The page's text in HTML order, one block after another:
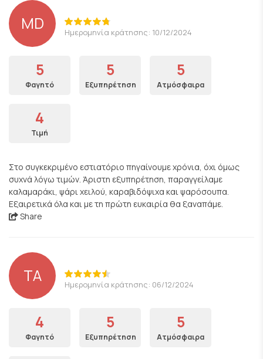
MD Ημερομηνία κράτησης: 10/12/2024
5
Φαγητό
5
Εξυπηρέτηση
5
Ατμόσφαιρα
4
Τιμή
Στο συγκεκριμένο εστιατόριο πηγαίνουμε χρόνια, όχι όμως
συχνά λόγω τιμών. Άριστη εξυπηρέτηση, παραγγείλαμε
καλαμαράκι, ψάρι χειλού, καραβιδόψιχα και ψαρόσουπα.
Εξαιρετικά όλα και με τη πρώτη ευκαιρία θα ξαναπάμε.
Share
ΤΑ Ημερομηνία κράτησης: 06/12/2024
4
Φαγητό
5
Εξυπηρέτηση
5
Ατμόσφαιρα